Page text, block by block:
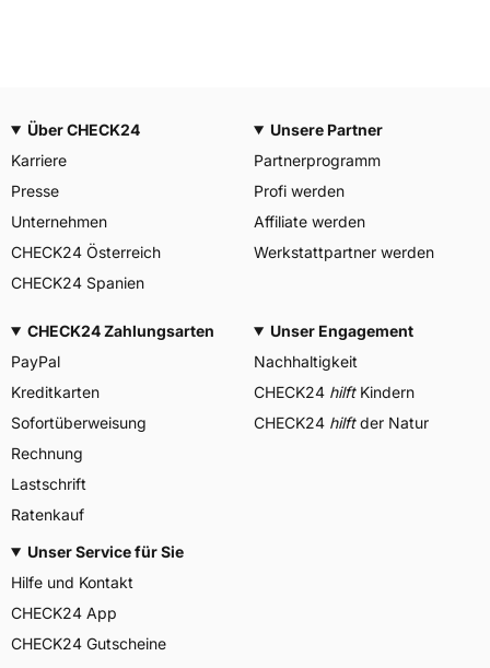
Über CHECK24
Karriere
Presse
Unternehmen
CHECK24 Österreich
CHECK24 Spanien
Unsere Partner
Partnerprogramm
Profi werden
Affiliate werden
Werkstattpartner werden
CHECK24 Zahlungsarten
PayPal
Kreditkarten
Sofortüberweisung
Rechnung
Lastschrift
Ratenkauf
Unser Engagement
Nachhaltigkeit
CHECK24 hilftKindern
CHECK24 hilftder Natur
Unser Service für Sie
Hilfe und Kontakt
CHECK24 App
CHECK24 Gutscheine